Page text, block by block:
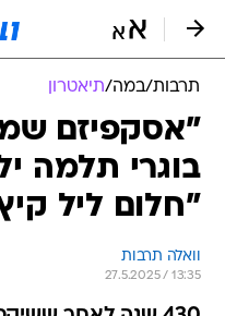
תרבות/במה/תיאטרון
"אסקפיזם
בוגרי תלמה
"חלום ליל
וואלה תרבות
27.5.2025 / 13:35